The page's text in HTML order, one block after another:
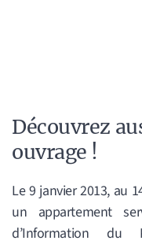
Découvrez
ouvrage !
Le 9 janvier 2013, au
un appartement
d’Information du